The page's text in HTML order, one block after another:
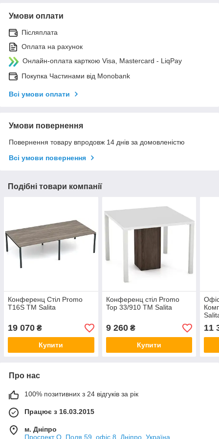
Умови оплати
Післяплата
Оплата на рахунок
Онлайн-оплата карткою Visa, Mastercard - LiqPay
Покупка Частинами від Monobank
Всі умови оплати
Умови повернення
Повернення товару впродовж 14 днів за домовленістю
Всі умови повернення
Подібні товари компанії
Конференц Стіл Promo
T16S ТМ Salita
19 070 ₴
Купити
Конференц стіл Promo
Top 33/910 ТМ Salita
9 260₴
Купити
11
Про нас
100% позитивних з 24 відгуків за рік
Працює з 16.03.2015
м. Дніпро
Проспект О. Поля 59, офіс 8, Дніпро, Україна